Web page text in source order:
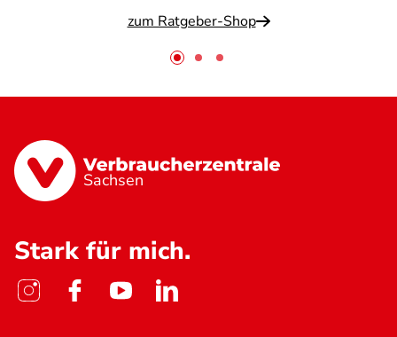
zum Ratgeber-Shop
Sachsen
Stark für mich.